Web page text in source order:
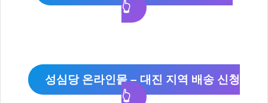
👆
성심당 온라인몰 – 대진 지역 배송 신청
👆